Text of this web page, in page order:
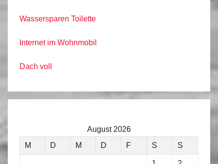
Wassersparen Toilette
Internet im Wohnmobil
Dach voll
August 2026
M
D M D F S S